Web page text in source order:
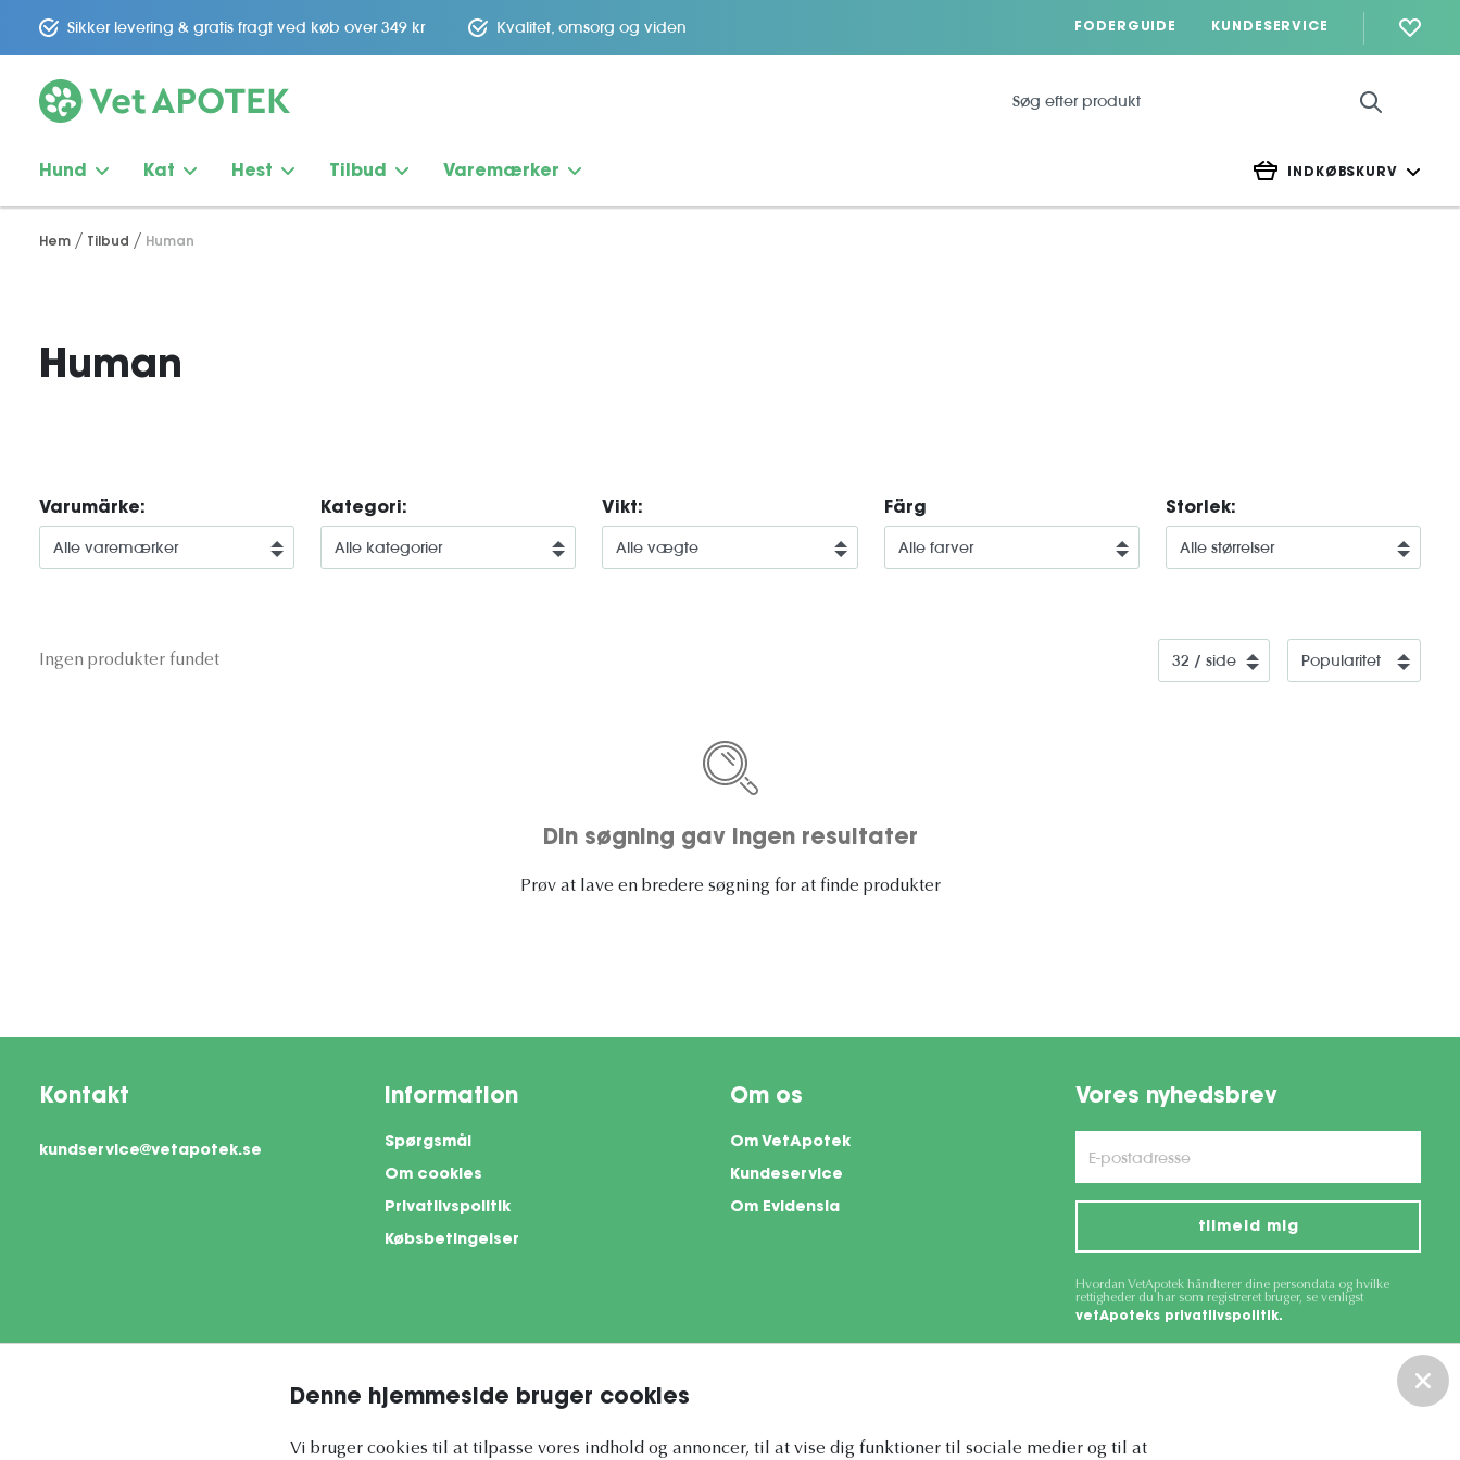
Denne hjemmeside bruger cookies
Vi bruger cookies til at tilpasse vores indhold og annoncer, til at vise dig funktioner til sociale medier og til at
Sikker levering & gratis fragt ved køb over 349 kr Kvalitet, omsorg og viden FODERGUIDE KUNDESERVICE
Hund Kat Hest Tilbud Varemærker INDKØBSKURV
Hem Tilbud Human
Human
Varumärke: Kategori: Vikt: Färg Storlek:
Ingen produkter fundet
Din søgning gav ingen resultater
Prøv at lave en bredere søgning for at finde produkter
Kontakt
kundservice@vetapotek.se
Information
Spørgsmål
Om cookies
Privatlivspolitik
Købsbetingelser
Om os
Om VetApotek
Kundeservice
Om Evidensia
Vores nyhedsbrev
tilmeld mig
Hvordan VetApotek håndterer dine persondata og hvilke
rettigheder du har som registreret bruger, se venligst
vetApoteks privatlivspolitik.
This site is protected by reCAPTCHA and the Google